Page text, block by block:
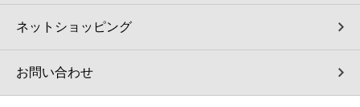
ネットショッピング
お問い合わせ